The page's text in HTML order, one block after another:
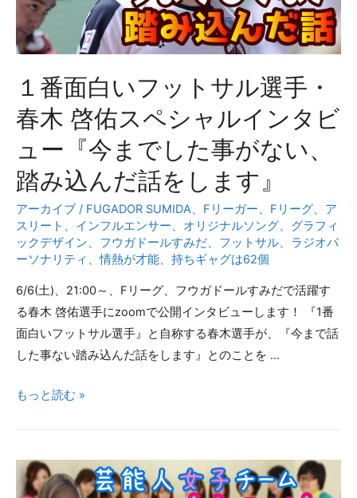
フ
ッ
サ
ル
選
手・
小
島
翼
ス
ペ
タ
１番面白いフットサル選手・
春木 啓佑スペシャルインタビ
ュー『今までした事がない、
踏み込んだ話をします』
アーカイブ / FUGADOR SUMIDA、 Fリーガー、 Fリーグ、 ア
スリート 、 インフルエンサー、 オリジナルソング、 グラフィ
ックデザイン、 フウガドールすみだ、 フットサル、 ラジオパ
ーソナリティ 、情熱が才能、 持ちギャグは62個
6/6(土)、21:00～、Fリーグ、フウガドールすみだで活躍す
る春木 啓佑選手にzoomで公開インタビューします！ 『1番
面白いフットサル選手』と自称する春木選手が、『今まで話
した事ない踏み込んだ話をします』とのことを …
１
白
い
もっと読む »